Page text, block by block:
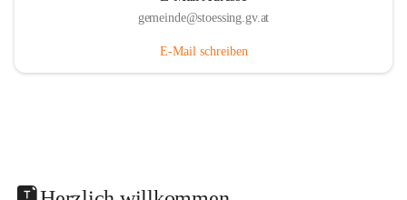
gemeinde@stoessing.gv.at
E-Mail schreiben